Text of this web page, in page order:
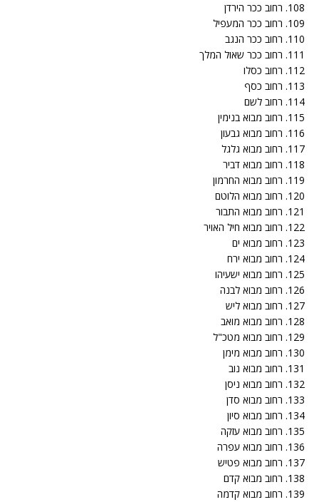
108. רחוב ככר הירדן
109. רחוב ככר המעפיל
110. רחוב ככר הנגב
111. רחוב ככר שאול המלך
112. רחוב כסלו
113. רחוב כסף
114. רחוב לשם
115. רחוב מבוא בנימין
116. רחוב מבוא גבעון
117. רחוב מבוא גלגל
118. רחוב מבוא דביר
119. רחוב מבוא החרמון
120. רחוב מבוא הלוטם
121. רחוב מבוא התבור
122. רחוב מבוא חיל האויר
123. רחוב מבוא ים
124. רחוב מבוא ירח
125. רחוב מבוא ישעיהו
126. רחוב מבוא לבנה
127. רחוב מבוא ליש
128. רחוב מבוא מואב
129. רחוב מבוא מטכ"ל
130. רחוב מבוא מימן
131. רחוב מבוא נוב
132. רחוב מבוא ניסן
133. רחוב מבוא סדן
134. רחוב מבוא סיון
135. רחוב מבוא עזקה
136. רחוב מבוא עפרה
137. רחוב מבוא פטיש
138. רחוב מבוא קדם
139. רחוב מבוא קדמה